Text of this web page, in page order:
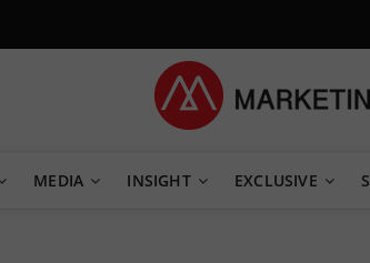
MEDIA INSIGHT EXCLUSIVE